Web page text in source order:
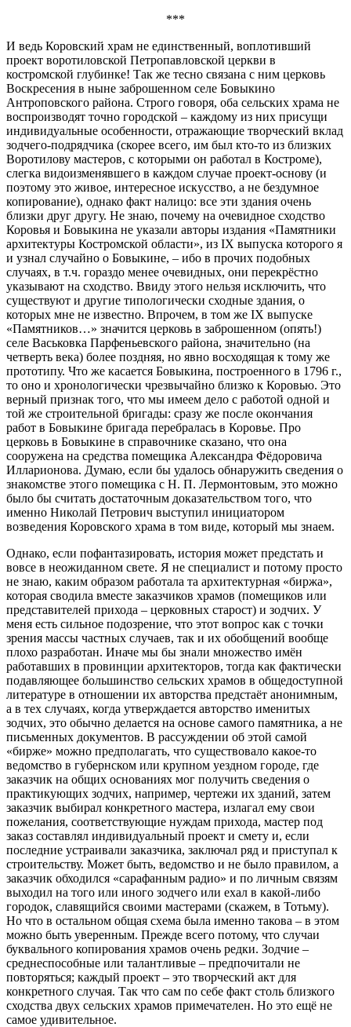
***
И ведь Коровский храм не единственный, воплотивший
проект воротиловской Петропавловской церкви в
костромской глубинке! Так же тесно связана с ним церковь
Воскресения в ныне заброшенном селе Бовыкино
Антроповского района. Строго говоря, оба сельских храма не
воспроизводят точно городской – каждому из них присущи
индивидуальные особенности, отражающие творческий вклад
зодчего-подрядчика (скорее всего, им был кто-то из близких
Воротилову мастеров, с которыми он работал в Костроме),
слегка видоизменявшего в каждом случае проект-основу (и
поэтому это живое, интересное искусство, а не бездумное
копирование), однако факт налицо: все эти здания очень
близки друг другу. Не знаю, почему на очевидное сходство
Коровья и Бовыкина не указали авторы издания «Памятники
архитектуры Костромской области», из IX выпуска которого я
и узнал случайно о Бовыкине, – ибо в прочих подобных
случаях, в т.ч. гораздо менее очевидных, они перекрёстно
указывают на сходство. Ввиду этого нельзя исключить, что
существуют и другие типологически сходные здания, о
которых мне не известно. Впрочем, в том же IX выпуске
«Памятников…» значится церковь в заброшенном (опять!)
селе Васьковка Парфеньевского района, значительно (на
четверть века) более поздняя, но явно восходящая к тому же
прототипу. Что же касается Бовыкина, построенного в 1796 г.,
то оно и хронологически чрезвычайно близко к Коровью. Это
верный признак того, что мы имеем дело с работой одной и
той же строительной бригады: сразу же после окончания
работ в Бовыкине бригада перебралась в Коровье. Про
церковь в Бовыкине в справочнике сказано, что она
сооружена на средства помещика Александра Фёдоровича
Илларионова. Думаю, если бы удалось обнаружить сведения о
знакомстве этого помещика с Н. П. Лермонтовым, это можно
было бы считать достаточным доказательством того, что
именно Николай Петрович выступил инициатором
возведения Коровского храма в том виде, который мы знаем.
Однако, если пофантазировать, история может предстать и
вовсе в неожиданном свете. Я не специалист и потому просто
не знаю, каким образом работала та архитектурная «биржа»,
которая сводила вместе заказчиков храмов (помещиков или
представителей прихода – церковных старост) и зодчих. У
меня есть сильное подозрение, что этот вопрос как с точки
зрения массы частных случаев, так и их обобщений вообще
плохо разработан. Иначе мы бы знали множество имён
работавших в провинции архитекторов, тогда как фактически
подавляющее большинство сельских храмов в общедоступной
литературе в отношении их авторства предстаёт анонимным,
а в тех случаях, когда утверждается авторство именитых
зодчих, это обычно делается на основе самого памятника, а не
письменных документов. В рассуждении об этой самой
«бирже» можно предполагать, что существовало какое-то
ведомство в губернском или крупном уездном городе, где
заказчик на общих основаниях мог получить сведения о
практикующих зодчих, например, чертежи их зданий, затем
заказчик выбирал конкретного мастера, излагал ему свои
пожелания, соответствующие нуждам прихода, мастер под
заказ составлял индивидуальный проект и смету и, если
последние устраивали заказчика, заключал ряд и приступал к
строительству. Может быть, ведомство и не было правилом, а
заказчик обходился «сарафанным радио» и по личным связям
выходил на того или иного зодчего или ехал в какой-либо
городок, славящийся своими мастерами (скажем, в Тотьму).
Но что в остальном общая схема была именно такова – в этом
можно быть уверенным. Прежде всего потому, что случаи
буквального копирования храмов очень редки. Зодчие –
среднеспособные или талантливые – предпочитали не
повторяться; каждый проект – это творческий акт для
конкретного случая. Так что сам по себе факт столь близкого
сходства двух сельских храмов примечателен. Но это ещё не
самое удивительное.